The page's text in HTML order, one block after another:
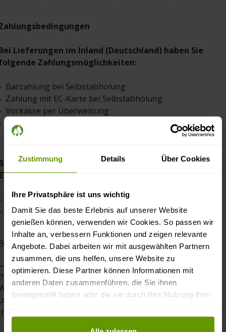
Zustimmung Details Über Cookies
Ihre Privatsphäre ist uns wichtig
Damit Sie das beste Erlebnis auf unserer Website
genießen können, verwenden wir Cookies. So passen wir
Inhalte an, verbessern Funktionen und zeigen relevante
Angebote. Dabei arbeiten wir mit ausgewählten Partnern
zusammen, die uns helfen, unsere Website zu
optimieren. Diese Partner können Informationen mit
anderen Daten zusammenführen, die Sie ihnen
bereitgestellt haben oder die sie durch Ihre Nutzung ihrer
Lieferungen im Inland (Deutschland) haben Sie
Zahlungsmöglichkeiten:
Barzahlung bei Selbstabholung
Zahlung mit EC-Karte bei Selbstabholung
Vorkasse per Überweisung
Zahlung per PayPal
Lieferungen ins Ausland haben Sie folgende
Zahlung per PayPal
Vorkasse per Überweisung
Fragen finden Sie unsere Kontaktdaten imImpressum
ist sehr witterungsbeständig und langlebig,
aber trotzdem gegen Feuchtigkeit geschützt werden.
empfehlen das Holz (besonders wenn es im
Außenbereich verwendet wird) mit
/ Lasur / Öl zu behandeln.